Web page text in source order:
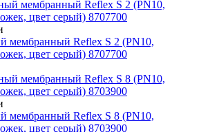
мембранный Reflex S 2 (PN10,
цвет серый) 8707700
мембранный Reflex S 8 (PN10,
цвет серый) 8703900